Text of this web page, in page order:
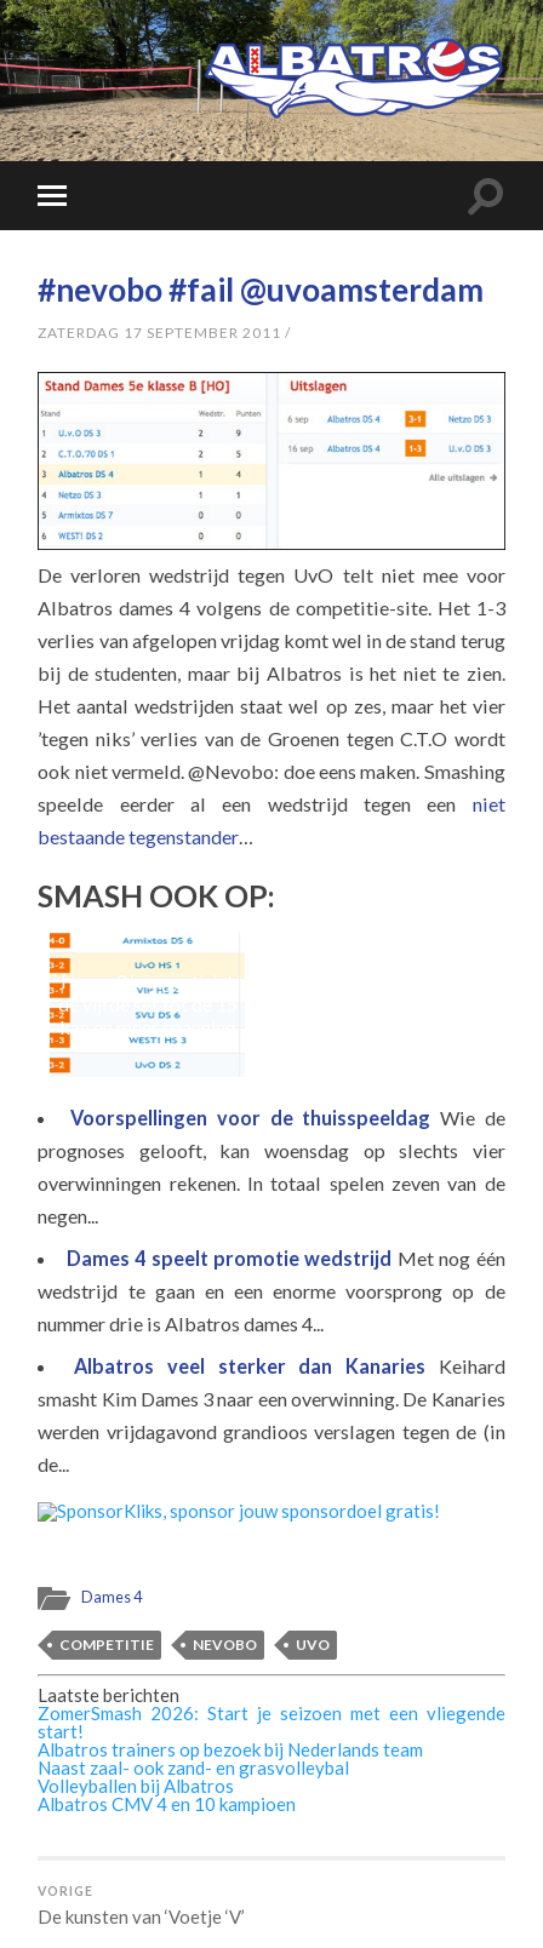
#nevobo #fail @uvoamsterdam
ZATERDAG 17 SEPTEMBER 2011 /
De verloren wedstrijd tegen UvO telt niet mee voor
Albatros dames 4 volgens de competitie-site. Het 1-3
verlies van afgelopen vrijdag komt wel in de stand terug
bij de studenten, maar bij Albatros is het niet te zien.
Het aantal wedstrijden staat wel op zes, maar het vier
’tegen niks’ verlies van de Groenen tegen C.T.O wordt
ook niet vermeld. @Nevobo: doe eens maken. Smashing
speelde eerder al een wedstrijd tegen een niet
bestaande tegenstander
SMASH OOK OP:
Heren 2 ‘vergeet’ dat
de vijfde set tot de 15
kan en meer spanning
Voorspellingen voor de thuisspeeldag Wie de
prognoses gelooft, kan woensdag op slechts vier
overwinningen rekenen. In totaal spelen zeven van de
negen...
Dames 4 speelt promotie wedstrijd Met nog één
wedstrijd te gaan en een enorme voorsprong op de
nummer drie is Albatros dames 4...
Albatros veel sterker dan Kanaries Keihard
smasht Kim Dames 3 naar een overwinning. De Kanaries
werden vrijdagavond grandioos verslagen tegen de (in
de...
Dames 4
COMPETITIE NEVOBO UVO
Laatste berichten
ZomerSmash 2026: Start je seizoen met een vliegende
start!
Albatros trainers op bezoek bij Nederlands team
Naast zaal- ook zand- en grasvolleybal
Volleyballen bij Albatros
Albatros CMV 4 en 10 kampioen
VORIGE
De kunsten van ‘Voetje ‘V’